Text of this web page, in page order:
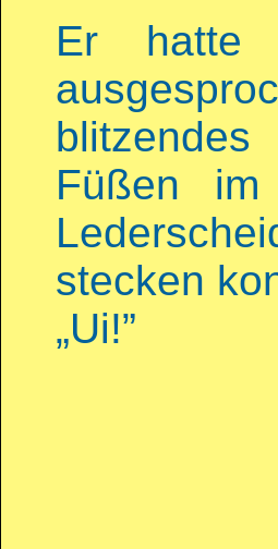
Er hatte
Füßen
stecken
„Ui!”